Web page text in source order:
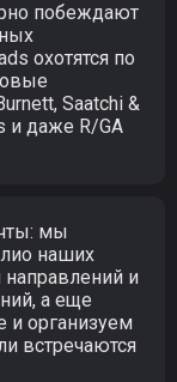
побеждают
охотятся по
Saatchi &
и даже R/GA
мы
наших
и
а еще
и организуем
встречаются